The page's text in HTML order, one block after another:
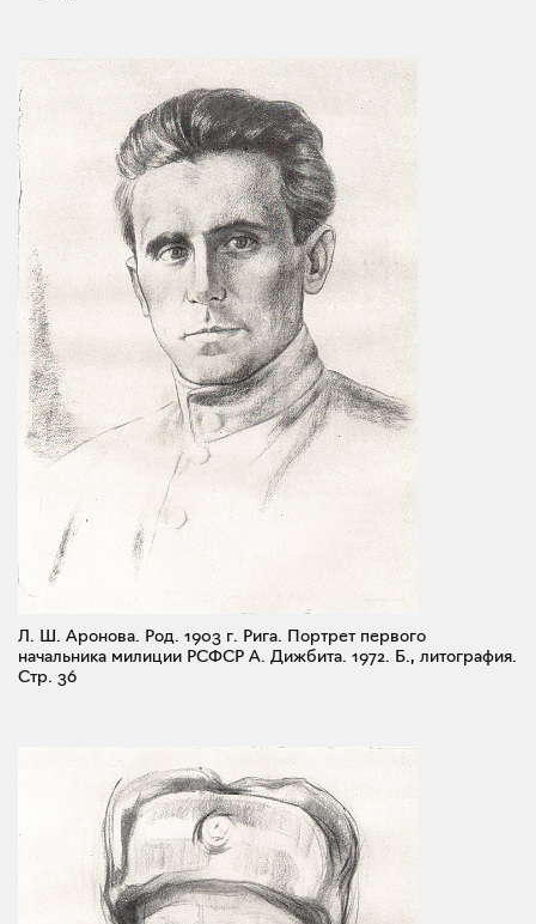
Л. Ш. Аронова. Род. 1903 г. Рига. Портрет первого
начальника милиции РСФСР А. Дижбита. 1972. Б., литография.
Стр. 36